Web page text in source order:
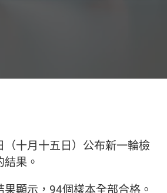
（十月十五日）公布新一輪檢
果。
顯示，94個樣本全部合格。